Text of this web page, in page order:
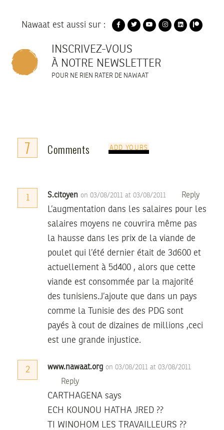
Nawaat est aussi sur :
INSCRIVEZ-VOUS
À NOTRE NEWSLETTER
POUR NE RIEN RATER DE NAWAAT
7 Comments ADD YOURS
S.citoyen on 03/08/2011 at 03/08/2011 Reply
L’augmentation dans les salaires pour les
salaires moyens ne couvrira même pas
la hausse dans les prix de la viande de
poulet qui l’été dernier était de 3d600 et
actuellement à 5d400 , alors que cette
viande est consommée par la majorité
des tunisiens.J’ajoute que dans un pays
comme la Tunisie des des PDG sont
payés à cout de dizaines de millions ,ceci
est une grande injustice.
2 www.nawaat.org on 03/08/2011 at 03/08/2011
Reply
CARTHAGENA says
ECH KOUNOU HATHA JRED ??
TI WINOHOM LES TRAVAILLEURS ??